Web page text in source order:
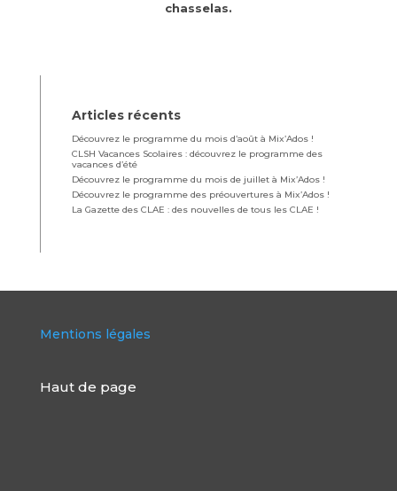
chasselas.
Articles récents
Découvrez le programme du mois d’août à Mix’Ados !
CLSH Vacances Scolaires : découvrez le programme des
vacances d’été
Découvrez le programme du mois de juillet à Mix’Ados !
Découvrez le programme des préouvertures à Mix’Ados !
La Gazette des CLAE : des nouvelles de tous les CLAE !
Mentions légales
Haut de page